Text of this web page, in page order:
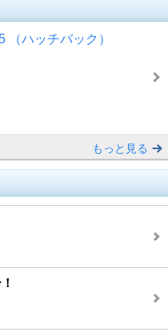
（ハッチバック）
もっと見る